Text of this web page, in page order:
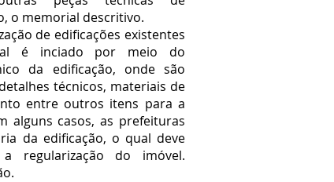
o memorial descritivo.
de edificações existentes
é inciado por meio do
da edificação, onde são
técnicos, materiais de
entre outros itens para a
alguns casos, as prefeituras
da edificação, o qual deve
regularização do imóvel.